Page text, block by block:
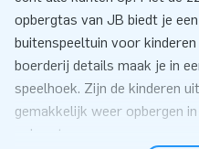
opbergtas van JB biedt je
buitenspeeltuin voor
boerderij details maak je in
speelhoek. Zijn de kinderen
gemakkelijk weer opbergen
opbergtas.